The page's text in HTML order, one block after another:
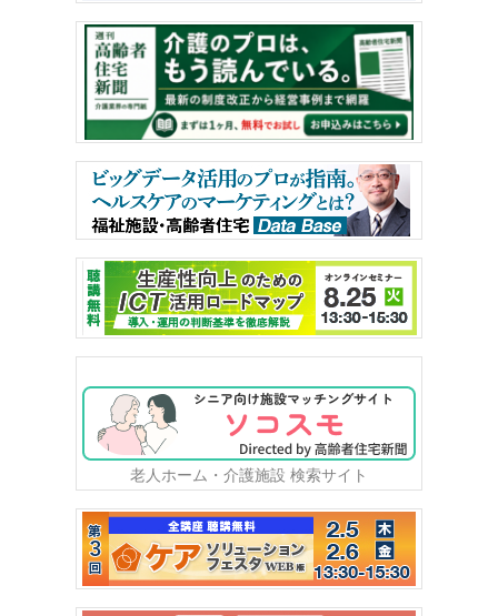
老人ホーム・介護施設 検索サイト